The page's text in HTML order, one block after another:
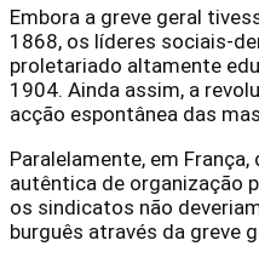
Embora a greve geral
1868, os líderes sociais-
proletariado altamente
1904. Ainda assim, a
acção espontânea das
Paralelamente, em
autêntica de organização
os sindicatos não
burguês através da greve